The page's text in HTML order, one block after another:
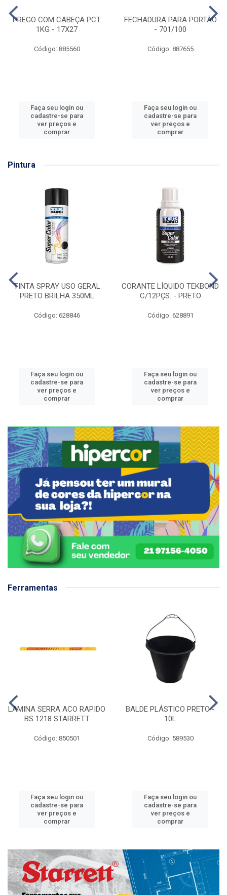
PREGO COM CABEÇA PCT.
1KG - 17X27
Código: 885560
Faça seu login ou
cadastre-se para
ver preços e
comprar
FECHADURA PARA PORTÃO
- 701/100
Código: 887655
Faça seu login ou
cadastre-se para
ver preços e
comprar
Pintura
TINTA SPRAY USO GERAL
PRETO BRILHA 350ML
Código: 628846
Faça seu login ou
cadastre-se para
ver preços e
comprar
CORANTE LÍQUIDO TEKBOND
C/12PÇS. - PRETO
Código: 628891
Faça seu login ou
cadastre-se para
ver preços e
comprar
Ferramentas
LAMINA SERRA ACO RAPIDO
BS 1218 STARRETT
Código: 850501
Faça seu login ou
cadastre-se para
ver preços e
comprar
BALDE PLÁSTICO PRETO -
10L
Código: 589530
Faça seu login ou
cadastre-se para
ver preços e
comprar